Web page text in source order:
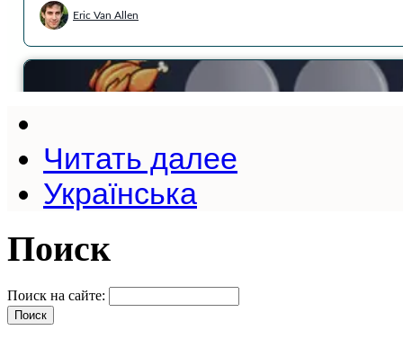
Читать далее
Українська
Поиск
Поиск на сайте: